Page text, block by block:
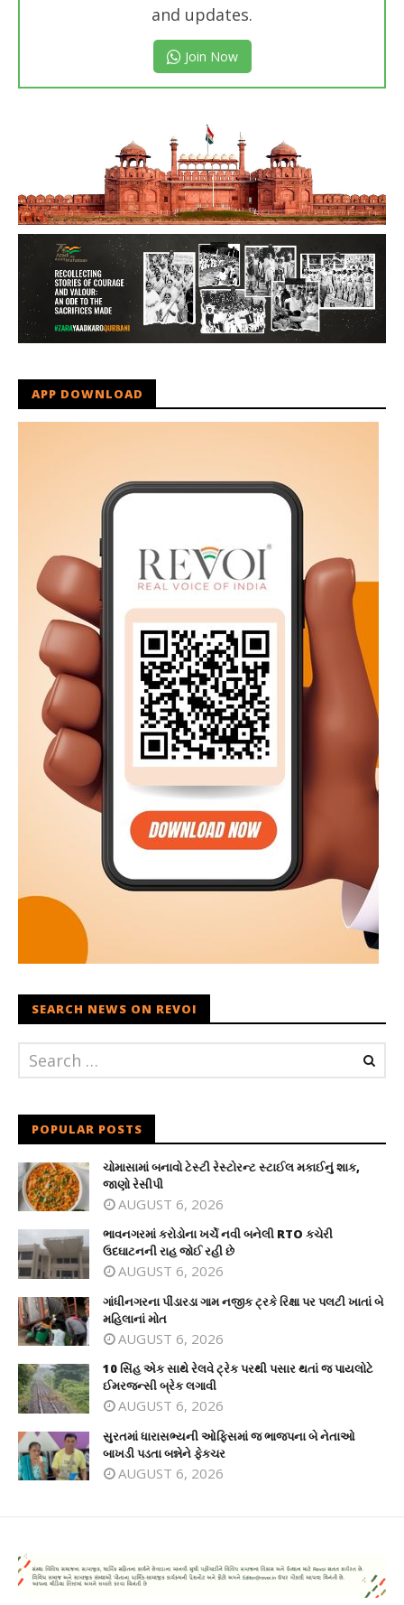
and updates.
Join Now
APP DOWNLOAD
SEARCH NEWS ON REVOI
POPULAR POSTS
ચોમાસામાં બનાવો ટેસ્ટી રેસ્ટોરન્ટ સ્ટાઈલ મકાઈનું શાક,
જાણો રેસીપી
AUGUST 6, 2026
ભાવનગરમાં કરોડોના ખર્ચે નવી બનેલી RTO કચેરી
ઉદઘાટનની રાહ જોઈ રહી છે
AUGUST 6, 2026
ગાંધીનગરના પીંડારડા ગામ નજીક ટ્રકે રિક્ષા પર પલટી ખાતાં બે
મહિલાનાં મોત
AUGUST 6, 2026
10 સિંહ એક સાથે રેલવે ટ્રેક પરથી પસાર થતાં જ પાયલોટે
ઈમરજન્સી બ્રેક લગાવી
AUGUST 6, 2026
સુરતમાં ધારાસભ્યની ઓફિસમાં જ ભાજપના બે નેતાઓ
બાખડી પડતા બન્નેને ફેકચર
AUGUST 6, 2026